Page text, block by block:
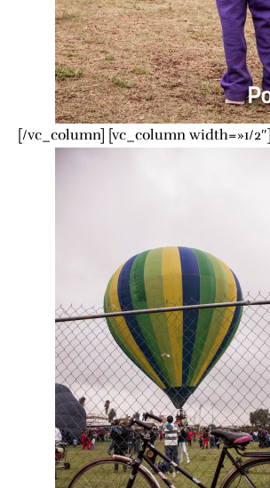
[/vc_column] [vc_column width=»1/2″]